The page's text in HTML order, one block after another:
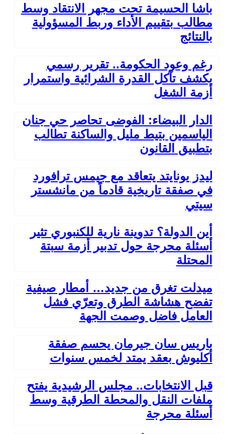
باشا الحسيمة تحت مجهر الانتقاد وسط
مطالب بتقييم الأداء وربط المسؤولية
بالنتائج
رغم وعود الحكومة.. تقرير رسمي
يكشف تآكل القدرة الشرائية واستمرار
أزمة الشغل
الدار البيضاء: الفوضى تحاصر حي جنان
الياسمين بتيط مليل والساكنة تطالب
بتطبيق القانون
ليدز يونايتد يتعاقد مع جيمس ترافورد
في صفقة تاريخية قادماً من مانشستر
سيتي
أين الدولة؟ تدوينة نارية للكنبوري تثير
أسئلة محرجة حول تدبير أزمة سبتة
المحتلة
ميدلت تغرق من جديد… أمطار صيفية
تفضح هشاشة الطرق وتعرّي فشل
العامل فاضل وصمت الجهة
باريس سان جيرمان يحسم صفقة
أكليوش بعقد يمتد لخمس سنوات
قبل الانتخابات.. مجلس الرشيدية يفتح
ملفات النقل والمحطة الطرقية وسط
أسئلة محرجة